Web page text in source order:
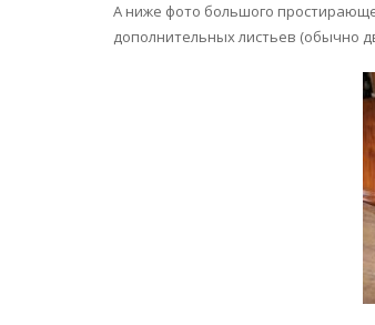
А ниже фото большого
дополнительных листьев (обычно